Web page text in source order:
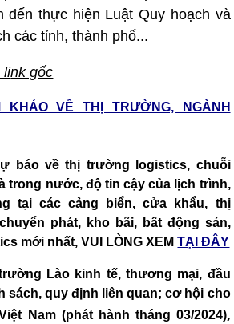
đến thực hiện Luật Quy hoạch và
các tỉnh, thành phố...
link gốc
KHẢO VỀ THỊ TRƯỜNG, NGÀNH
báo về thị trường logistics, chuỗi
trong nước, độ tin cậy của lịch trình,
tại các cảng biển, cửa khẩu, thị
phát, kho bãi, bất động sản,
mới nhất, VUI LÒNG XEM TẠI ĐÂY
Lào kinh tế, thương mại, đầu
sách, quy định liên quan; cơ hội cho
Nam (phát hành tháng 03/2024),